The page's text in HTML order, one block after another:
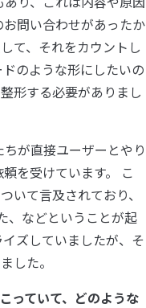
問い合わせがあったか
て、それをカウントし
のような形にしたいの
形する必要がありまし
が直接ユーザーとやり
を受けています。 こ
いて言及されており、
、などということが起
ズしていましたが、そ
した。
っていて、どのような